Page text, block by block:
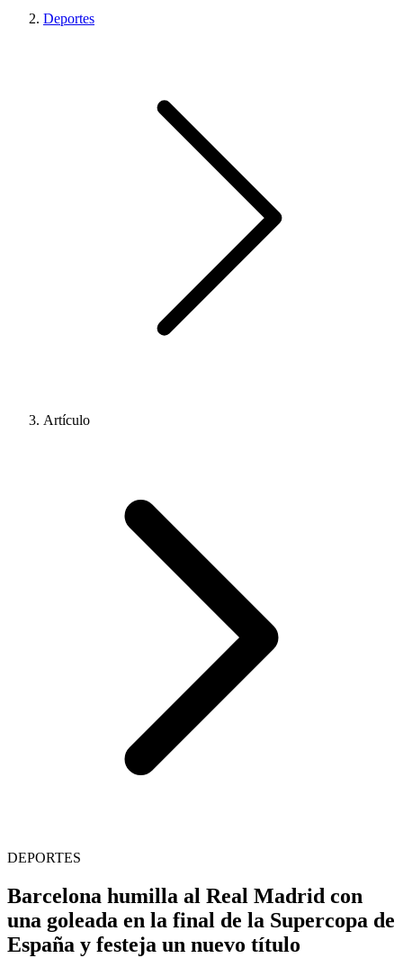
Deportes
Artículo
DEPORTES
Barcelona humilla al Real Madrid con
una goleada en la final de la Supercopa de
España y festeja un nuevo título